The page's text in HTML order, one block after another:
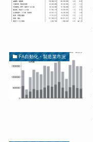
FA自動化・製造業市況